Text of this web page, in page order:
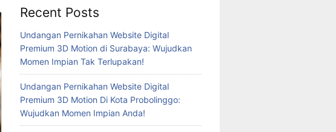
Recent Posts
Undangan Pernikahan Website Digital
Premium 3D Motion di Surabaya: Wujudkan
Momen Impian Tak Terlupakan!
Undangan Pernikahan Website Digital
Premium 3D Motion Di Kota Probolinggo:
Wujudkan Momen Impian Anda!